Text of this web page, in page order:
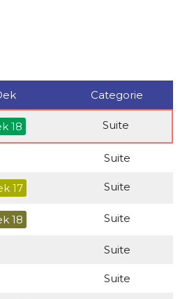
Categorie
18 Suite
Suite
17 Suite
18 Suite
Suite
Suite